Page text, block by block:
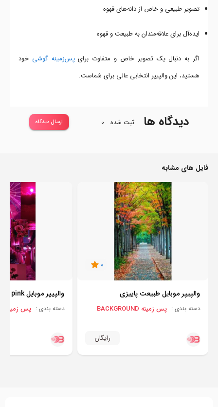
تصویر طبیعی و خاص از دانه‌های قهوه
ایده‌آل برای علاقه‌مندان به طبیعت و قهوه
اگر به دنبال یک تصویر خاص و متفاوت برایپس‌زمینه گوشی خود
هستید، این والپیپر انتخابی عالی برای شماست.
دیدگاه ها ثبت شده 0 ارسال دیدگاه
فایل های مشابه
0
والپیپر موبایل طبیعت پاییزی
دسته بندی : پس زمینه BACKGROUND
رایگان
والپیپر موبایل pink
دسته بندی : پس زمینه BACKGROUND